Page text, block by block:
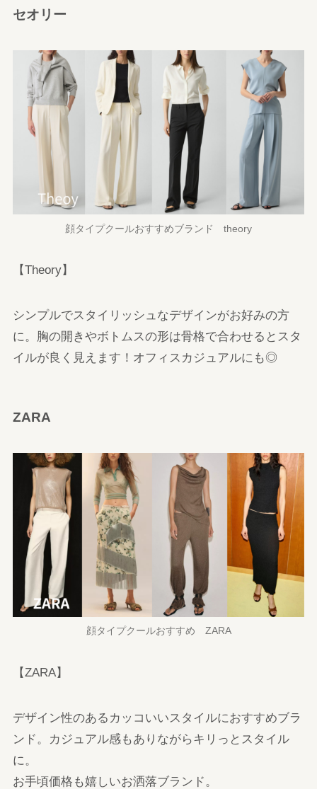
セオリー
顔タイプクールおすすめブランド theory
【Theory】
シンプルでスタイリッシュなデザインがお好みの方
に。胸の開きやボトムスの形は骨格で合わせるとスタ
イルが良く見えます！オフィスカジュアルにも◎
ZARA
顔タイプクールおすすめ ZARA
【ZARA】
デザイン性のあるカッコいいスタイルにおすすめブラ
ンド。カジュアル感もありながらキリっとスタイル
に。
お手頃価格も嬉しいお洒落ブランド。